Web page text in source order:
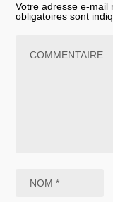
Votre adresse e-mail
obligatoires sont